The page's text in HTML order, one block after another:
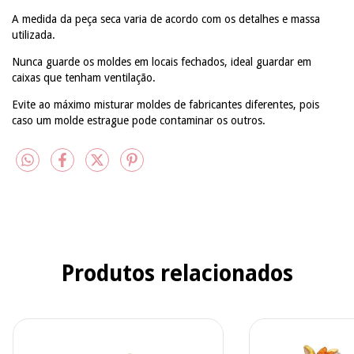
A medida da peça seca varia de acordo com os detalhes e massa
utilizada.
Nunca guarde os moldes em locais fechados, ideal guardar em
caixas que tenham ventilação.
Evite ao máximo misturar moldes de fabricantes diferentes, pois
caso um molde estrague pode contaminar os outros.
Produtos relacionados